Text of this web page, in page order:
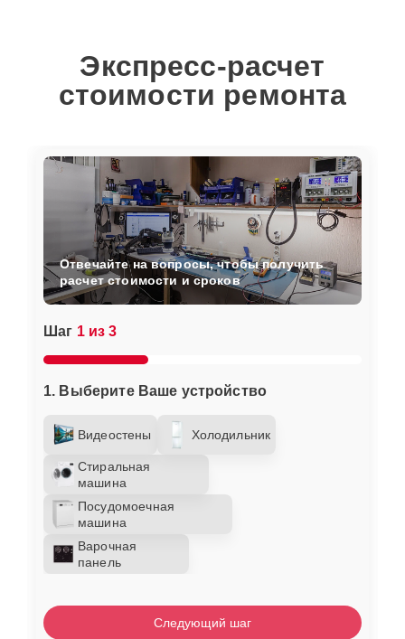
Экспресс-расчет
стоимости ремонта
Шаг 1 из 3
1. Выберите Ваше устройство
Видеостены Холодильник
Стиральная
машина
Посудомоечная
машина
Варочная
панель
Отвечайте на вопросы, чтобы получить
расчет стоимости и сроков
Следующий шаг